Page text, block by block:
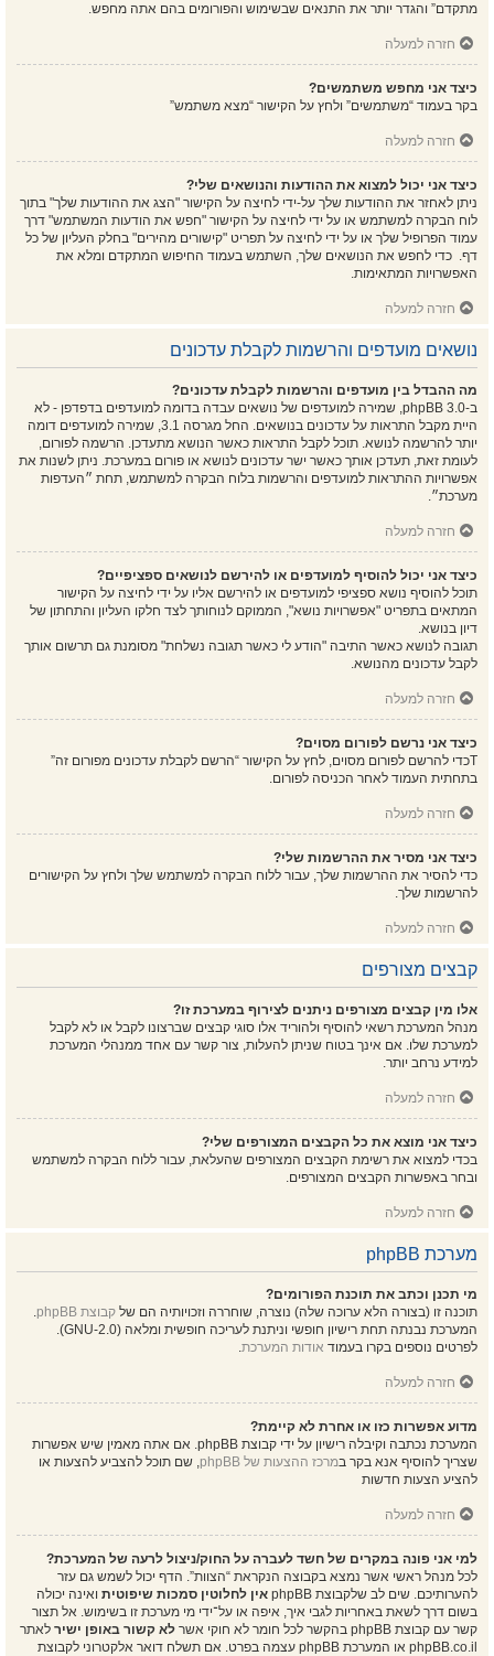
מתקדם” והגדר יותר את התנאים שבשימוש והפורומים בהם אתה מחפש.
חזרה למעלה
כיצד אני מחפש משתמשים?
בקר בעמוד “משתמשים” ולחץ על הקישור “מצא משתמש”
חזרה למעלה
כיצד אני יכול למצוא את ההודעות והנושאים שלי?
ניתן לאחזר את ההודעות שלך על-ידי לחיצה על הקישור "הצג את ההודעות שלך" בתוך
לוח הבקרה למשתמש או על ידי לחיצה על הקישור "חפש את הודעות המשתמש" דרך
עמוד הפרופיל שלך או על ידי לחיצה על תפריט "קישורים מהירים" בחלק העליון של כל
דף. כדי לחפש את הנושאים שלך, השתמש בעמוד החיפוש המתקדם ומלא את
האפשרויות המתאימות.
חזרה למעלה
נושאים מועדפים והרשמות לקבלת עדכונים
מה ההבדל בין מועדפים והרשמות לקבלת עדכונים?
ב-phpBB 3.0, שמירה למועדפים של נושאים עבדה בדומה למועדפים בדפדפן - לא
היית מקבל התראות על עדכונים בנושאים. החל מגרסה 3.1, שמירה למועדפים דומה
יותר להרשמה לנושא. תוכל לקבל התראות כאשר הנושא מתעדכן. הרשמה לפורום,
לעומת זאת, תעדכן אותך כאשר ישר עדכונים לנושא או פורום במערכת. ניתן לשנות את
אפשרויות ההתראות למועדפים והרשמות בלוח הבקרה למשתמש, תחת ״העדפות
מערכת״.
חזרה למעלה
כיצד אני יכול להוסיף למועדפים או להירשם לנושאים ספציפיים?
תוכל להוסיף נושא ספציפי למועדפים או להירשם אליו על ידי לחיצה על הקישור
המתאים בתפריט "אפשרויות נושא", הממוקם לנוחותך לצד חלקו העליון והתחתון של
דיון בנושא.
תגובה לנושא כאשר התיבה "הודע לי כאשר תגובה נשלחת" מסומנת גם תרשום אותך
לקבל עדכונים מהנושא.
חזרה למעלה
כיצד אני נרשם לפורום מסוים?
Tכדי להרשם לפורום מסוים, לחץ על הקישור “הרשם לקבלת עדכונים מפורום זה”
בתחתית העמוד לאחר הכניסה לפורום.
חזרה למעלה
כיצד אני מסיר את ההרשמות שלי?
כדי להסיר את ההרשמות שלך, עבור ללוח הבקרה למשתמש שלך ולחץ על הקישורים
להרשמות שלך.
חזרה למעלה
קבצים מצורפים
אלו מין קבצים מצורפים ניתנים לצירוף במערכת זו?
מנהל המערכת רשאי להוסיף ולהוריד אלו סוגי קבצים שברצונו לקבל או לא לקבל
למערכת שלו. אם אינך בטוח שניתן להעלות, צור קשר עם אחד ממנהלי המערכת
למידע נרחב יותר.
חזרה למעלה
כיצד אני מוצא את כל הקבצים המצורפים שלי?
בכדי למצוא את רשימת הקבצים המצורפים שהעלאת, עבור ללוח הבקרה למשתמש
ובחר באפשרות הקבצים המצורפים.
חזרה למעלה
מערכת phpBB
מי תכנן וכתב את תוכנת הפורומים?
תוכנה זו (בצורה הלא ערוכה שלה) נוצרה, שוחררה וזכויותיה הם של קבוצת phpBB
.
המערכת נבנתה תחת רישיון חופשי וניתנת לעריכה חופשית ומלאה (GNU-2.0).
לפרטים נוספים בקרו בעמוד אודות המערכת.
חזרה למעלה
מדוע אפשרות כזו או אחרת לא קיימת?
המערכת נכתבה וקיבלה רישיון על ידי קבוצת phpBB. אם אתה מאמין שיש אפשרות
שצריך להוסיף אנא בקר במרכז ההצעות של phpBB
, שם תוכל להצביע להצעות או
להציע הצעות חדשות
חזרה למעלה
למי אני פונה במקרים של חשד לעברה על החוק/ניצול לרעה של המערכת?
לכל מנהל ראשי אשר נמצא בקבוצה הנקראת “הצוות”. הדף יכול לשמש גם עזר
להערותיכם. שים לב שלקבוצת phpBB
אין לחלוטין סמכות שיפוטית ואינה יכולה
בשום דרך לשאת באחריות לגבי איך, איפה או על־ידי מי מערכת זו בשימוש. אל תצור
קשר עם קבוצת phpBB בהקשר לכל חומר לא חוקי אשר
לא קשור באופן ישיר לאתר
phpBB.co.il או המערכת phpBB עצמה בפרט. אם תשלח דואר אלקטרוני לקבוצת